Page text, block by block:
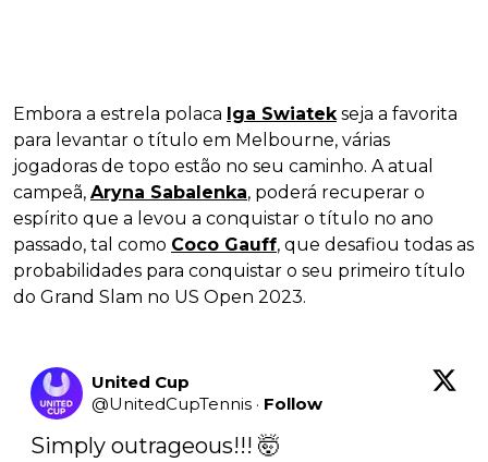
Embora a estrela polaca Iga Swiatekseja a favorita
para levantar o título em Melbourne, várias
jogadoras de topo estão no seu caminho. A atual
campeã, Aryna Sabalenka, poderá recuperar o
espírito que a levou a conquistar o título no ano
passado, tal como Coco Gauff, que desafiou todas as
probabilidades para conquistar o seu primeiro título
do Grand Slam no US Open 2023.
United Cup
@UnitedCupTennis · Follow
Simply outrageous!!! 🤯